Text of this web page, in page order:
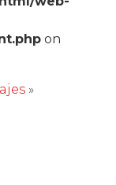
on
»